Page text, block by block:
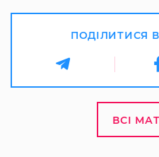
ПОДІЛИТИСЯ
ВСІ